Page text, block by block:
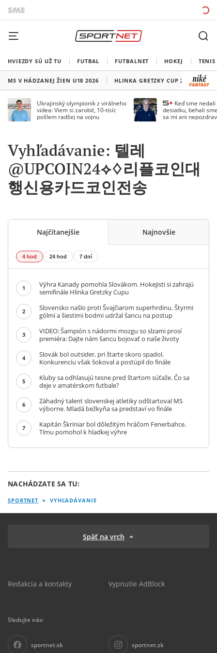
HVIEZDY SÚ UŽ TU FUTBAL FUTBALNET HOKEJ TENIS
MS V HÁDZANEJ ŽIEN U18 2026 HLINKA GRETZKY CUP 2026
Ukrajinský olympionik z virálneho
videa: Viem si zarobiť, 10-tisíc
pošlem radšej na vojnu
Keď sme
desiatku, behali
sa mi ani
Vyhľadávanie: 텔레
@UPCOIN24⟡♢리플코인대
행신용카드코인전송
Najčítanejšie Najnovšie
4 hod 24 hod 7 dní
1
Výhra Kanady pomohla Slovákom. Hokejisti si zahrajú
semifinále Hlinka Gretzky Cupu
2
Slovensko našlo proti Švajčiarom superhrdinu. Štyrmi
gólmi a šiestimi bodmi udržal šancu na postup
3
VIDEO: Šampión s nádormi mozgu so slzami prosí
premiéra: Dajte nám šancu bojovať o naše životy
4
Slovák bol outsider, pri štarte skoro spadol.
Konkurenciu však šokoval a postúpil do finále
5
Kluby sa odhlasujú tesne pred štartom súťaže. Čo sa
deje v amatérskom futbale?
6
Záhadný talent slovenskej atletiky odštartoval MS
výborne. Mladá bežkyňa sa predstaví vo finále
7
Kapitán Škriniar bol dôležitým hráčom Fenerbahce.
Tímu pomohol k hladkej výhre
NACHÁDZATE SA TU:
SPORTNET » VYHĽADÁVANIE
Späť na vrch
Redakcia a kontakty Vypnutie AdBlock
Sledujte nás:
sportnet.sk sportnet.sk